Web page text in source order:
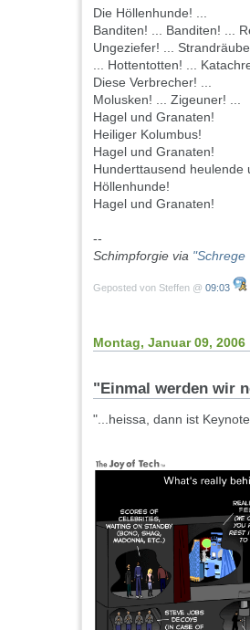
Die Höllenhunde! ...
Banditen! ... Banditen! ...
Ungeziefer! ...
... Hottentotten! ...
Diese Verbrecher! ...
Molusken! ... Zigeuner! ...
Hagel und Granaten!
Heiliger Kolumbus!
Hagel und Granaten!
Hunderttausend heulende
Höllenhunde!
Hagel und Granaten!
--
Schimpforgie via "Schrege
Geposted von Steffen @ 09:03
Montag, Januar 09, 2006
"Einmal werden wir
"...heissa, dann ist